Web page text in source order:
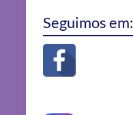
Seguimos em: